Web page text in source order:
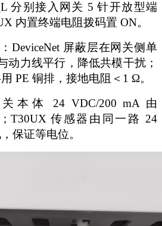
分别接入网关 5 针开放型端
内置终端电阻拨码置 ON。
DeviceNet 屏蔽层在网关侧单
动力线平行，降低共模干扰；
PE 铜排，接地电阻＜1 Ω。
本体
24 VDC/200 mA 由
T30UX 传感器由同一路 24
保证等电位。